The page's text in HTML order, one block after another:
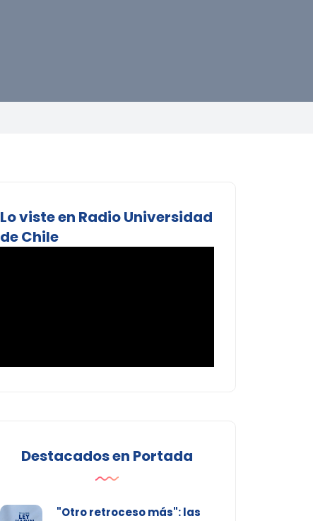
Lo viste en Radio Universidad
de Chile
Destacados en Portada
"Otro retroceso más": las